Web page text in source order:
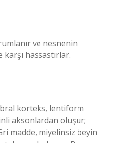
ve nesnenin
hassastırlar.
korteks, lentiform
aksonlardan oluşur;
madde, miyelinsiz beyin